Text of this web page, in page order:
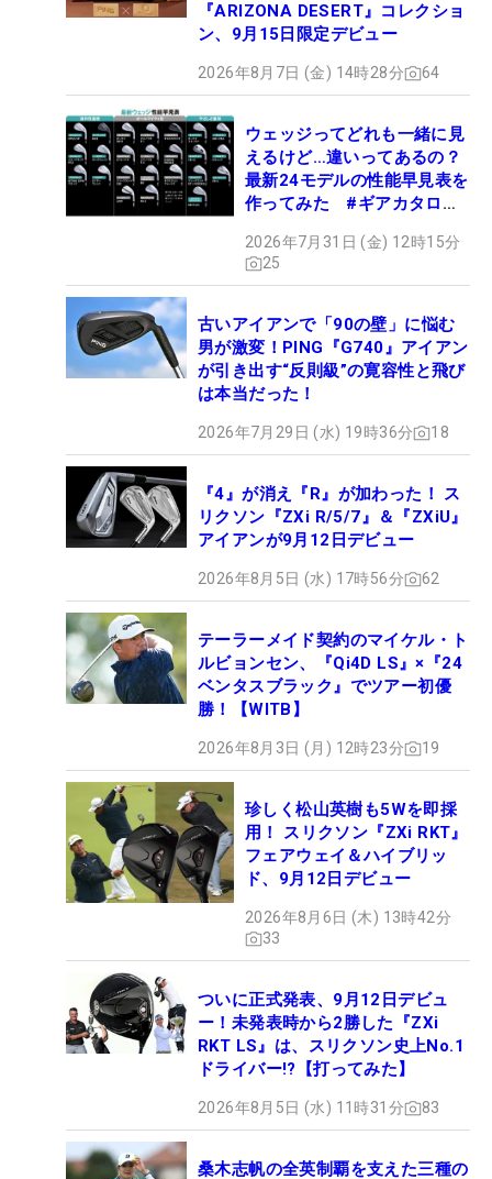
『ARIZONA DESERT』コレクショ
ン、9月15日限定デビュー
2026年8月7日 (金) 14時28分 64
ウェッジってどれも一緒に見
えるけど…違いってあるの？
最新24モデルの性能早見表を
作ってみた #ギアカタログ
2026年7月31日 (金) 12時15分
25
古いアイアンで「90の壁」に悩む
男が激変！PING『G740』アイアン
が引き出す“反則級”の寛容性と飛び
は本当だった！
2026年7月29日 (水) 19時36分 18
『4』が消え『R』が加わった！ ス
リクソン『ZXi R/5/7』＆『ZXiU』
アイアンが9月12日デビュー
2026年8月5日 (水) 17時56分 62
テーラーメイド契約のマイケル・ト
ルビョンセン、『Qi4D LS』×『24
ベンタスブラック』でツアー初優
勝！【WITB】
2026年8月3日 (月) 12時23分 19
珍しく松山英樹も5Wを即採
用！ スリクソン『ZXi RKT』
フェアウェイ＆ハイブリッ
ド、9月12日デビュー
2026年8月6日 (木) 13時42分
33
ついに正式発表、9月12日デビュ
ー！未発表時から2勝した『ZXi
RKT LS』は、スリクソン史上No.1
ドライバー!?【打ってみた】
2026年8月5日 (水) 11時31分 83
桑木志帆の全英制覇を支えた三種の